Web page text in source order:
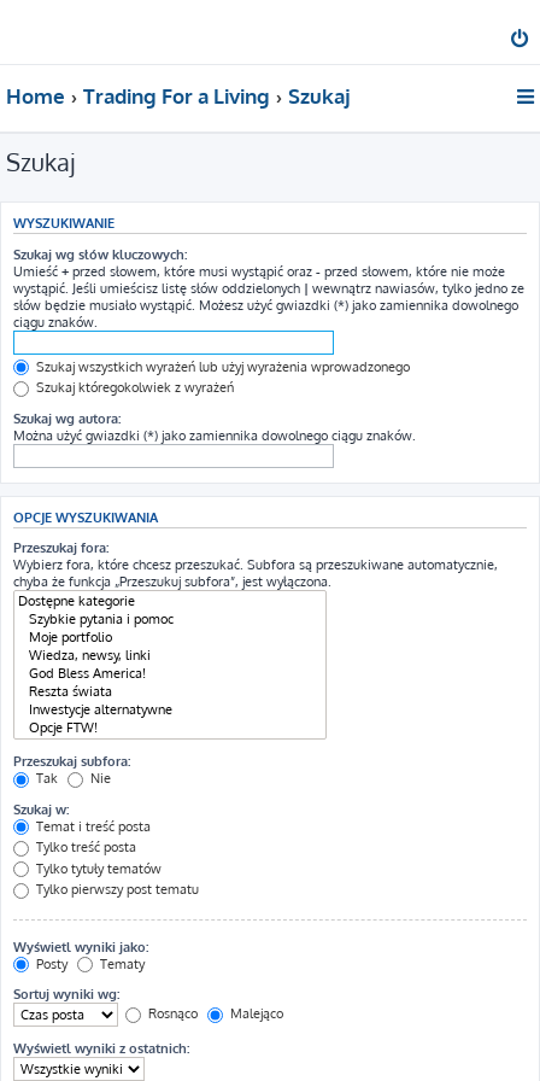
Home Trading For a Living Szukaj
Szukaj
WYSZUKIWANIE
Szukaj wg słów kluczowych:
Umieść + przed słowem, które musi wystąpić oraz - przed słowem, które nie może
wystąpić. Jeśli umieścisz listę słów oddzielonych | wewnątrz nawiasów, tylko jedno ze
słów będzie musiało wystąpić. Możesz użyć gwiazdki (*) jako zamiennika dowolnego
ciągu znaków.
Szukaj wszystkich wyrażeń lub użyj wyrażenia wprowadzonego
Szukaj któregokolwiek z wyrażeń
Szukaj wg autora:
Można użyć gwiazdki (*) jako zamiennika dowolnego ciągu znaków.
OPCJE WYSZUKIWANIA
Przeszukaj fora:
Wybierz fora, które chcesz przeszukać. Subfora są przeszukiwane automatycznie,
chyba że funkcja „Przeszukuj subfora”, jest wyłączona.
Przeszukaj subfora:
Tak
Nie
Szukaj w:
Temat i treść posta
Tylko treść posta
Tylko tytuły tematów
Tylko pierwszy post tematu
Wyświetl wyniki jako:
Posty
Tematy
Sortuj wyniki wg:
Rosnąco
Malejąco
Wyświetl wyniki z ostatnich: